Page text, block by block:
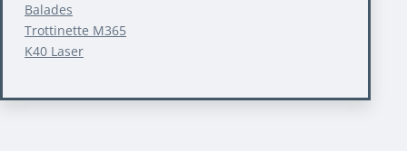
Balades
Trottinette M365
K40 Laser